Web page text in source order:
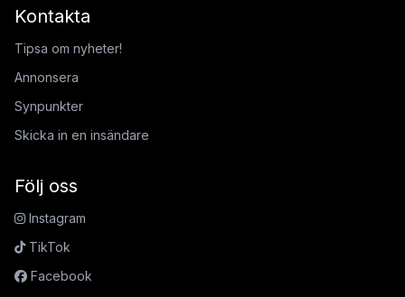
Kontakta
Tipsa om nyheter!
Annonsera
Synpunkter
Skicka in en insändare
Följ oss
Instagram
TikTok
Facebook